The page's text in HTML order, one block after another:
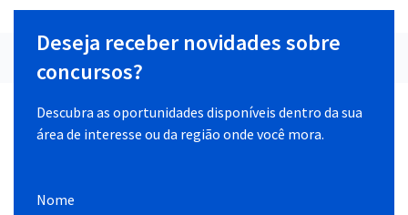
Deseja receber novidades sobre
concursos?
Descubra as oportunidades disponíveis dentro da sua
área de interesse ou da região onde você mora.
Nome